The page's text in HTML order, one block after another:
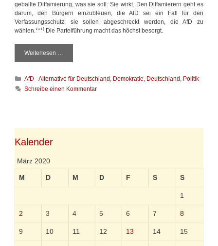
geballte Diffamierung, was sie soll: Sie wirkt. Den Diffamierern geht es
darum, den Bürgern einzubleuen, die AfD sei ein Fall für den
Verfassungsschutz; sie sollen abgeschreckt werden, die AfD zu
wählen.***) Die Parteiführung macht das höchst besorgt.
Weiterlesen …
u
D
r
K
a
i
n
AfD - Alternative für Deutschland , Demokratie, Deutschland , Politik
Schreibe einen Kommentar
Kalender
März 2020
M D M D F S S
1
2 3 4 5 6 7 8
9 10 11 12 13 14 15